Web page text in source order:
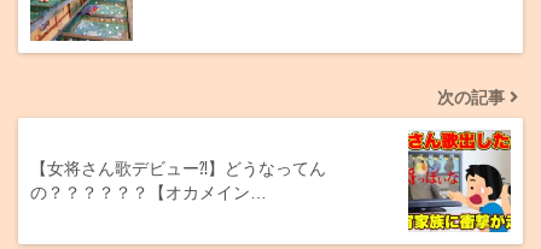
次の記事
【女将さん歌デビュー⁈】どうなってん
の？？？？？？【オカメイン…